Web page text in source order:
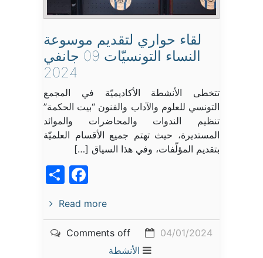
لقاء حواري لتقديم موسوعة
النساء التونسيّات 09 جانفي
2024
تتخطى الأنشطة الأكاديميّة في المجمع
التونسي للعلوم والآداب والفنون “بيت الحكمة”
تنظيم الندوات والمحاضرات والموائد
المستديرة، حيث تهتم جميع الأقسام العلميّة
بتقديم المؤلّفات، وفي هذا السياق […]
Read more
04/01/2024
Comments off
الأنشطة